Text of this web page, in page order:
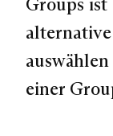
einer